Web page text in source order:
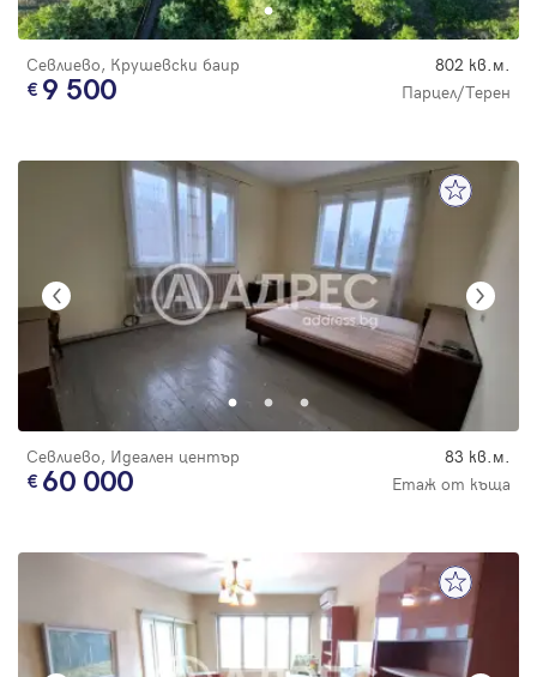
Севлиево, Крушевски баир 802 кв.м.
9 500 Парцел/Терен
Севлиево, Идеален център 83 кв.м.
60 000 Етаж от къща